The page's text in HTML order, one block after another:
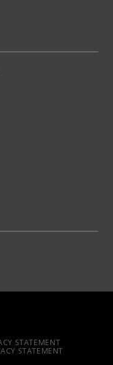
STATEMENT
STATEMENT